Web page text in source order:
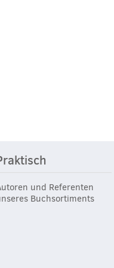
und Referenten
Buchsortiments